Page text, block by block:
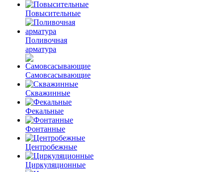
Повысительные
Поливочная
арматура
Самовсасывающие
Скважинные
Фекальные
Фонтанные
Центробежные
Циркуляционные